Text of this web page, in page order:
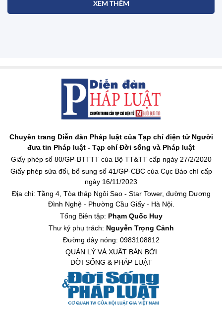
XEM THÊM
Chuyên trang Diễn đàn Pháp luật của Tạp chí điện tử Người
đưa tin Pháp luật - Tạp chí Đời sống và Pháp luật
Giấy phép số 80/GP-BTTTT của Bộ TT&TT cấp ngày 27/2/2020
Giấy phép sửa đổi, bổ sung số 41/GP-CBC của Cục Báo chí cấp
ngày 16/11/2023
Địa chỉ: Tầng 4, Tòa tháp Ngôi Sao - Star Tower, đường Dương
Đình Nghệ - Phường Cầu Giấy - Hà Nội.
Tổng Biên tập: Phạm Quốc Huy
Thư ký phụ trách: Nguyễn Trọng Cảnh
Đường dây nóng: 0983108812
QUẢN LÝ VÀ XUẤT BẢN BỞI
ĐỜI SỐNG & PHÁP LUẬT